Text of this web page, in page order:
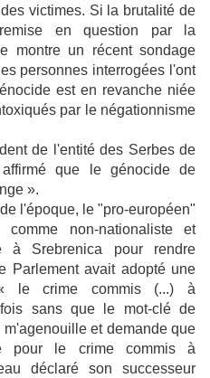
victimes. Si la brutalité de
en question par la
montre un récent sondage
personnes interrogées l'ont
est en revanche niée
par le négationnisme
de l'entité des Serbes de
que le génocide de
».
l'époque, le "pro-européen"
non-nationaliste et
à Srebrenica pour rendre
Parlement avait adopté une
« le crime commis (...) à
sans que le mot-clé de
et demande que
pour le crime commis à
déclaré son successeur